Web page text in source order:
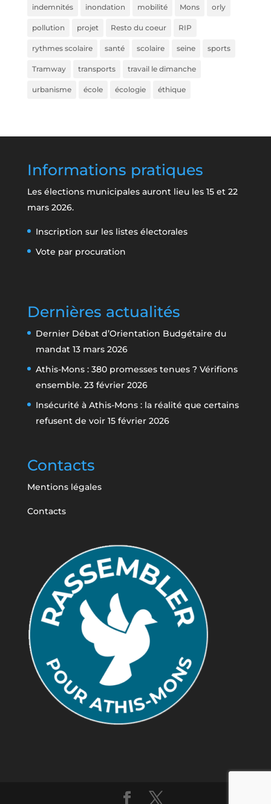
indemnités inondation mobilité Mons orly
pollution projet Resto du coeur RIP
rythmes scolaire santé scolaire seine sports
Tramway transports travail le dimanche
urbanisme école écologie éthique
Informations pratiques
Les élections municipales auront lieu les 15 et 22
mars 2026.
Inscription sur les listes électorales
Vote par procuration
Dernières actualités
Dernier Débat d’Orientation Budgétaire du
mandat 13 mars 2026
Athis-Mons : 380 promesses tenues ? Vérifions
ensemble. 23 février 2026
Insécurité à Athis-Mons : la réalité que certains
refusent de voir 15 février 2026
Contacts
Mentions légales
Contacts